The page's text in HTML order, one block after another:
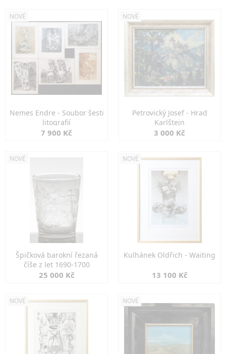
NOVÉ
Nemes Endre - Soubor šesti
litografií
7 900 Kč
NOVÉ
Petrovický Josef - Hrad
Karlštejn
3 000 Kč
NOVÉ
Špičková barokní řezaná
číše z let 1690-1700
25 000 Kč
NOVÉ
Kulhánek Oldřich - Waiting
13 100 Kč
NOVÉ NOVÉ